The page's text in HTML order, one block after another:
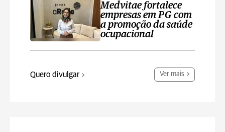
Medvitae fortalece
empresas em PG com
a promoção da saúde
ocupacional
Quero divulgar Ver mais